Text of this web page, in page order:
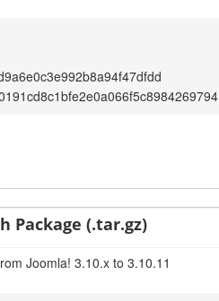
Package (.tar.gz)
Joomla! 3.10.x to 3.10.11